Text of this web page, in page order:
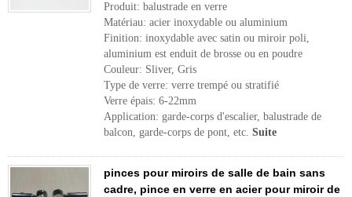
Produit: balustrade en verre
Matériau: acier inoxydable ou aluminium
Finition: inoxydable avec satin ou miroir poli,
aluminium est enduit de brosse ou en poudre
Couleur: Sliver, Gris
Type de verre: verre trempé ou stratifié
Verre épais: 6-22mm
Application: garde-corps d'escalier, balustrade de
balcon, garde-corps de pont, etc. Suite
pinces pour miroirs de salle de bain sans
cadre, pince en verre en acier pour miroir de